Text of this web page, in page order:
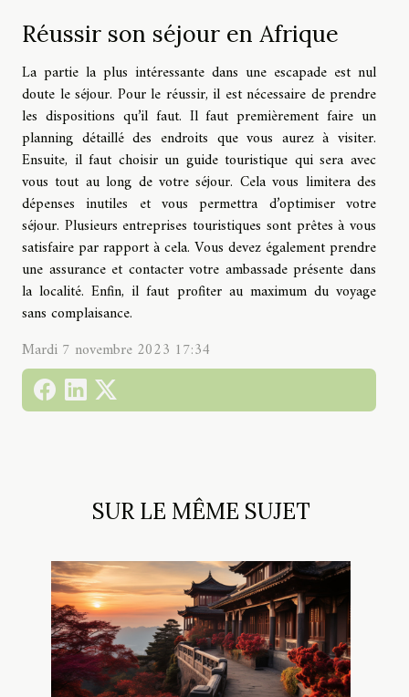
Réussir son séjour en Afrique
La partie la plus intéressante dans une escapade est nul
doute le séjour. Pour le réussir, il est nécessaire de prendre
les dispositions qu’il faut. Il faut premièrement faire un
planning détaillé des endroits que vous aurez à visiter.
Ensuite, il faut choisir un guide touristique qui sera avec
vous tout au long de votre séjour. Cela vous limitera des
dépenses inutiles et vous permettra d’optimiser votre
séjour. Plusieurs entreprises touristiques sont prêtes à vous
satisfaire par rapport à cela. Vous devez également prendre
une assurance et contacter votre ambassade présente dans
la localité. Enfin, il faut profiter au maximum du voyage
sans complaisance.
Mardi 7 novembre 2023 17:34
SUR LE MÊME SUJET